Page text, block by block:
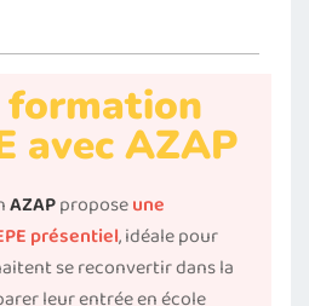
formation
avec AZAP
AZAPproposeune
présentiel, idéale pour
se reconvertir dans la
leur entrée en école